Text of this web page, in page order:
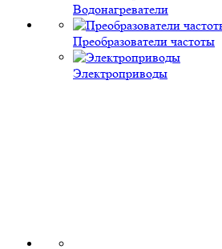
Водонагреватели
Преобразователи частоты
Электроприводы